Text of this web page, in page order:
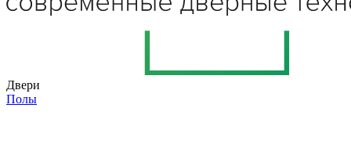
Двери
Полы